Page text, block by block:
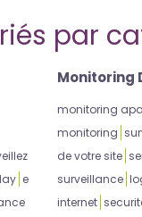
par
e
Monitoring
monitoring
monitoring
de votre site
surveillance
internet